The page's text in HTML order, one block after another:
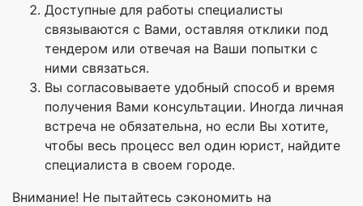
Доступные для работы специалисты
связываются с Вами, оставляя отклики под
тендером или отвечая на Ваши попытки с
ними связаться.
Вы согласовываете удобный способ и время
получения Вами консультации. Иногда личная
встреча не обязательна, но если Вы хотите,
чтобы весь процесс вел один юрист, найдите
специалиста в своем городе.
Внимание! Не пытайтесь сэкономить на